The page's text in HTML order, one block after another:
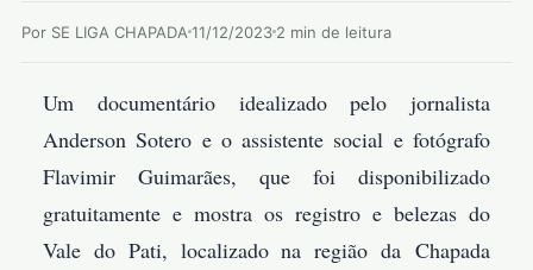
Por SE LIGA CHAPADA 11/12/2023 2 min de leitura
Um documentário idealizado pelo jornalista
Anderson Sotero e o assistente social e fotógrafo
Flavimir Guimarães, que foi disponibilizado
gratuitamente e mostra os registro e belezas do
Vale do Pati, localizado na região da Chapada